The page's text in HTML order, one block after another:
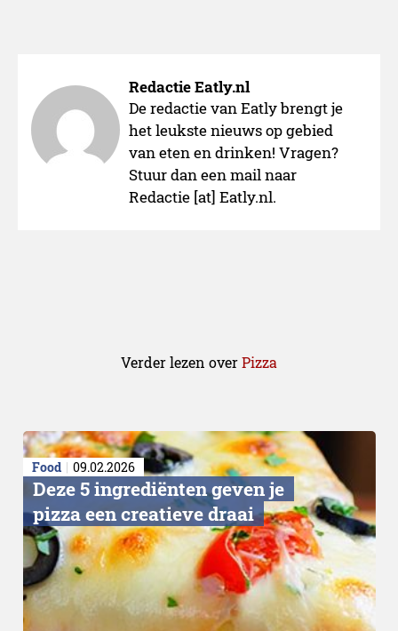
Redactie Eatly.nl
De redactie van Eatly brengt je
het leukste nieuws op gebied
van eten en drinken! Vragen?
Stuur dan een mail naar
Redactie [at] Eatly.nl.
Verder lezen overPizza
Food 09.02.2026
Deze 5 ingrediënten geven je
pizza een creatieve draai